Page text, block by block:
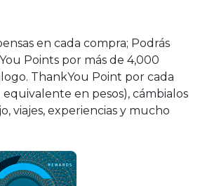
en cada compra; Podrás
Points por más de 4,000
ThankYou Point por cada
en pesos), cámbialos
viajes, experiencias y mucho